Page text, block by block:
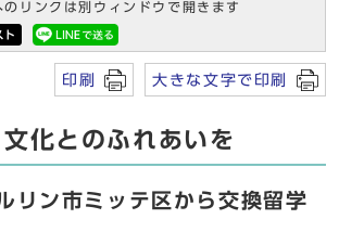
リンクは別ウィンドウで開きます
印刷 大きな文字で印刷
化とのふれあいを
リン市ミッテ区から交換留学